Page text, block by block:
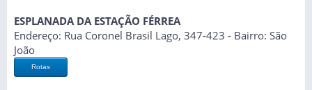
ESPLANADA DA ESTAÇÃO FÉRREA
Endereço: Rua Coronel Brasil Lago, 347-423 - Bairro: São
João
Rotas